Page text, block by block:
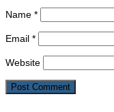
Name *
Email *
Website